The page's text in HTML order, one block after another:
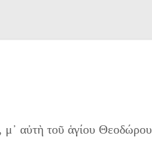
μ᾿ αὐτὴ τοῦ ἁγίου